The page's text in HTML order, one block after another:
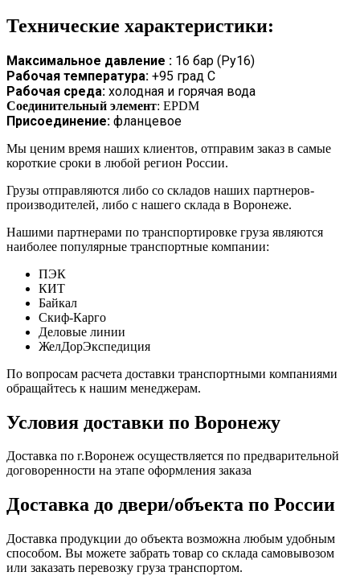
Технические характеристики:
Максимальное давление : 16 бар (Ру16)
Рабочая температура: +95 град С
Рабочая среда: холодная и горячая вода
Соединительный элемент: EPDM
Присоединение: фланцевое
Мы ценим время наших клиентов, отправим заказ в самые
короткие сроки в любой регион России.
Грузы отправляются либо со складов наших партнеров-
производителей, либо с нашего склада в Воронеже.
Нашими партнерами по транспортировке груза являются
наиболее популярные транспортные компании:
ПЭК
КИТ
Байкал
Скиф-Карго
Деловые линии
ЖелДорЭкспедиция
По вопросам расчета доставки транспортными компаниями
обращайтесь к нашим менеджерам.
Условия доставки по Воронежу
Доставка по г.Воронеж осуществляется по предварительной
договоренности на этапе оформления заказа
Доставка до двери/объекта по России
Доставка продукции до объекта возможна любым удобным
способом. Вы можете забрать товар со склада самовывозом
или заказать перевозку груза транспортом.